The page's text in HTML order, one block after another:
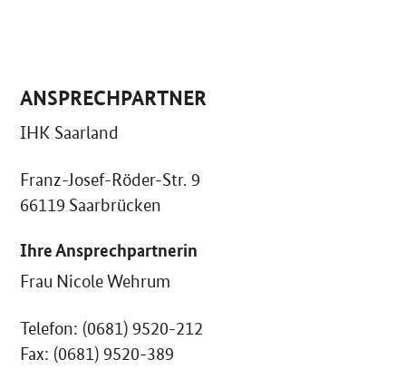
ANSPRECHPARTNER
IHK Saarland
Franz-Josef-Röder-Str. 9
66119 Saarbrücken
Ihre Ansprechpartnerin
Frau Nicole Wehrum
Telefon: (0681) 9520-212
Fax: (0681) 9520-389